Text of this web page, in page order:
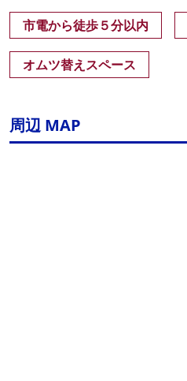
市電から徒歩５分以内
オムツ替えスペース
周辺 MAP